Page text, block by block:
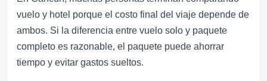
vuelo y hotel porque el costo final del viaje depende de
ambos. Si la diferencia entre vuelo solo y paquete
completo es razonable, el paquete puede ahorrar
tiempo y evitar gastos sueltos.